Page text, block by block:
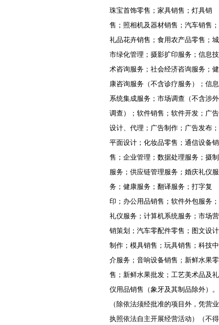
珠宝首饰零售；家具销售；灯具销
售；照相机及器材销售；汽车销售；
礼品花卉销售；食用农产品零售；城
市绿化管理；摄影扩印服务；信息技
术咨询服务；社会经济咨询服务；健
康咨询服务（不含诊疗服务）；信息
系统集成服务；市场调查（不含涉外
调查）；软件销售；软件开发；广告
设计、代理；广告制作；广告发布；
平面设计；化妆品零售；通信设备销
售；企业管理；数据处理服务；摄制
服务；供应链管理服务；婚庆礼仪服
务；健康服务；翻译服务；打字复
印；办公用品销售；软件外包服务；
礼仪服务；计算机系统服务；市场营
销策划；汽车零配件零售；图文设计
制作；模具销售；玩具销售；科技中
介服务；音响设备销售；新鲜水果零
售；新鲜水果批发；工艺美术品及礼
仪用品销售（象牙及其制品除外）。
（除依法须经批准的项目外，凭营业
执照依法自主开展经营活动）（不得